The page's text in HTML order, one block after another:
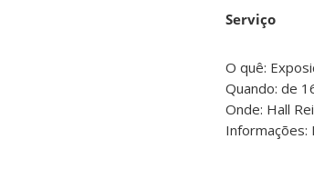
Serviço
O quê:
Quando: de
Onde: Hall
Informações: